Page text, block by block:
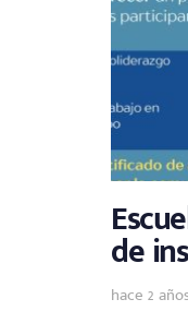
de
hace 2